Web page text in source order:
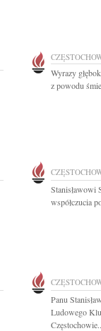
Wyrazy
z powodu
Stanisławowi
współczucia
Panu
Ludowego